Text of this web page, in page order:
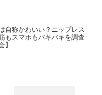
自称かわいい？ニップレス
もスマホもバキバキを調査
】